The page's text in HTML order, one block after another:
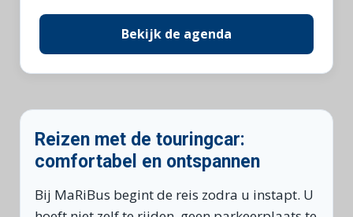
Bekijk de agenda
Reizen met de touringcar:
comfortabel en ontspannen
Bij MaRiBus begint de reis zodra u instapt. U